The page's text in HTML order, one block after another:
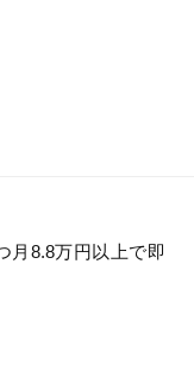
月8.8万円以上で即